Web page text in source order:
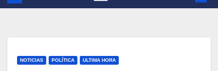
NOTICIAS POLÍTICA ULTIMA HORA